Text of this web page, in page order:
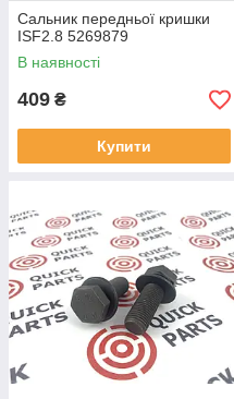
Сальник передньої кришки
ISF2.8 5269879
В наявності
409 ₴
Купити